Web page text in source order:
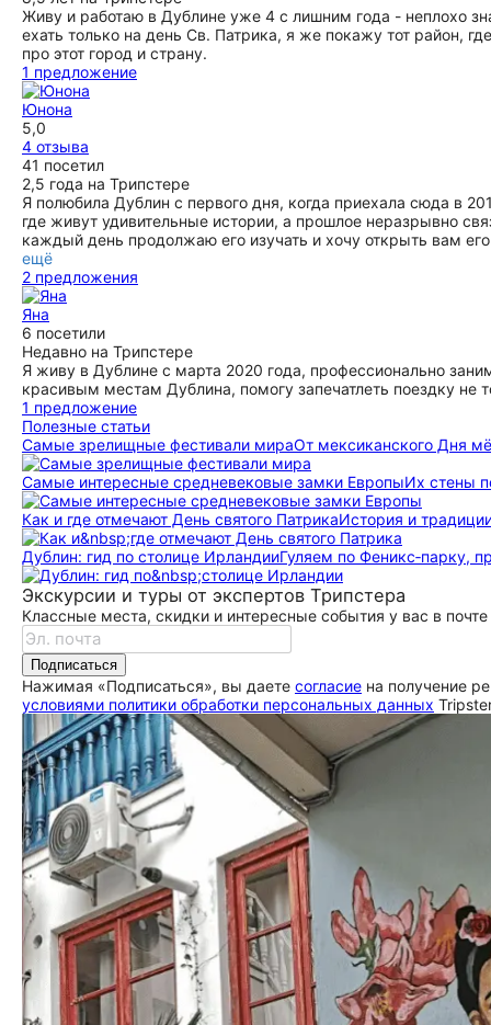
экскурсию особенно живой и запоминающейся. Ее рассказ
был наполнен страстью и энергией, что позволило
слушателям полностью погрузиться в атмосферу. Я
настоятельно рекомендую эту экскурсию всем, кто хочет
узнать больше о местной культуре и истории. Юнона —
отличный гид, который умеет увлечь и передать свои
знания. Это был незабываемый опыт для моей семьи!
ещё
Живу и работаю в Дублине уже 4 с лишним года - неплохо
ехать только на день Св. Патрика, я же покажу тот район,
про этот город и страну.
1 предложение
Юнона
5,0
4 отзыва
41 посетил
2,5 года на Трипстере
Я полюбила Дублин с первого дня, когда приехала сюда в
где живут удивительные истории, а прошлое неразрывно
каждый день продолжаю его изучать и хочу открыть вам
ещё
2 предложения
Яна
6 посетили
Недавно на Трипстере
Я живу в Дублине с марта 2020 года, профессионально
красивым местам Дублина, помогу запечатлеть поездку не
1 предложение
Полезные статьи
Самые зрелищные фестивали мираОт мексиканского Дня
Самые интересные средневековые замки ЕвропыИх стены
Как и где отмечают День святого ПатрикаИстория и
Дублин: гид по столице ИрландииГуляем по Феникс‑парку,
Экскурсии и туры от экспертов Трипстера
Классные места, скидки и интересные события у вас в почте
Подписаться
Нажимая «Подписаться», вы даете согласие на получение
условиями политики обработки персональных данных